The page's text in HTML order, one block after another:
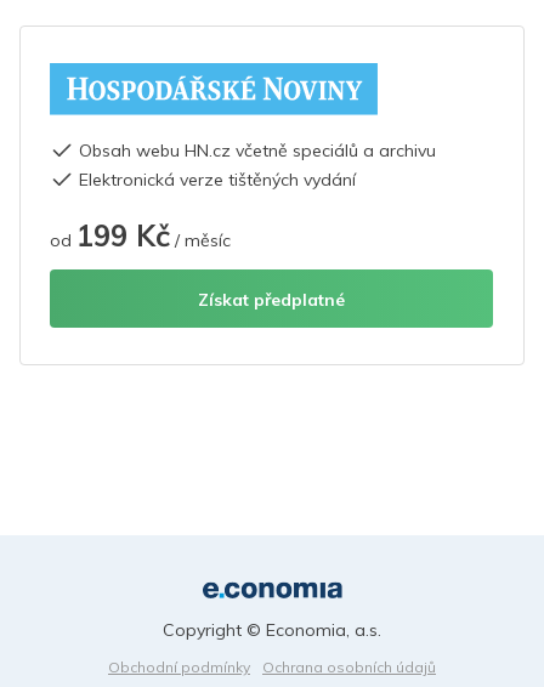
Obsah webu HN.cz včetně speciálů a archivu
Elektronická verze tištěných vydání
od 199 Kč / měsíc
Získat předplatné
Obchodní podmínky
Ochrana osobních údajů
Copyright © Economia, a.s.